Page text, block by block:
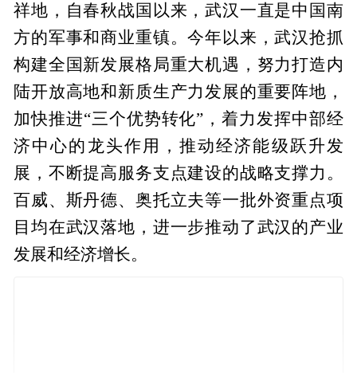
祥地，自春秋战国以来，武汉一直是中国南
方的军事和商业重镇。今年以来，武汉抢抓
构建全国新发展格局重大机遇，努力打造内
陆开放高地和新质生产力发展的重要阵地，
加快推进“三个优势转化”，着力发挥中部经
济中心的龙头作用，推动经济能级跃升发
展，不断提高服务支点建设的战略支撑力。
百威、斯丹德、奥托立夫等一批外资重点项
目均在武汉落地，进一步推动了武汉的产业
发展和经济增长。